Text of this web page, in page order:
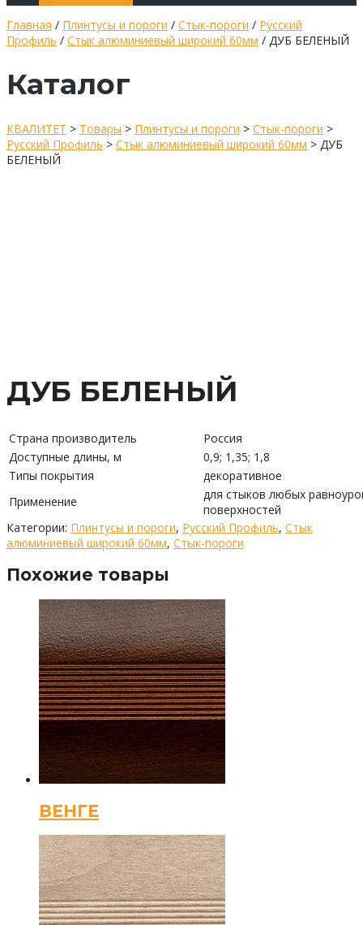
Главная / Плинтусы и пороги / Стык-пороги / Русский
Профиль / Стык алюминиевый широкий 60мм / ДУБ БЕЛЕНЫЙ
Каталог
КВАЛИТЕТ > Товары > Плинтусы и пороги > Стык-пороги >
Русский Профиль > Стык алюминиевый широкий 60мм > ДУБ
БЕЛЕНЫЙ
ДУБ БЕЛЕНЫЙ
Страна производитель
Россия
Доступные длины, м
0,9; 1,35; 1,8
Типы покрытия
декоративное
Применение
для стыков любых
поверхностей
Категории: Плинтусы и пороги, Русский Профиль, Стык
алюминиевый широкий 60мм, Стык-пороги
Похожие товары
ВЕНГЕ